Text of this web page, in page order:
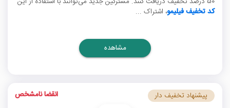
کد تخفیف فیلیمو، اشتراک ...
مشاهده
پیشنهاد تخفیف دار انقضا نامشخص